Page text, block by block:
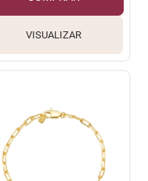
VISUALIZAR